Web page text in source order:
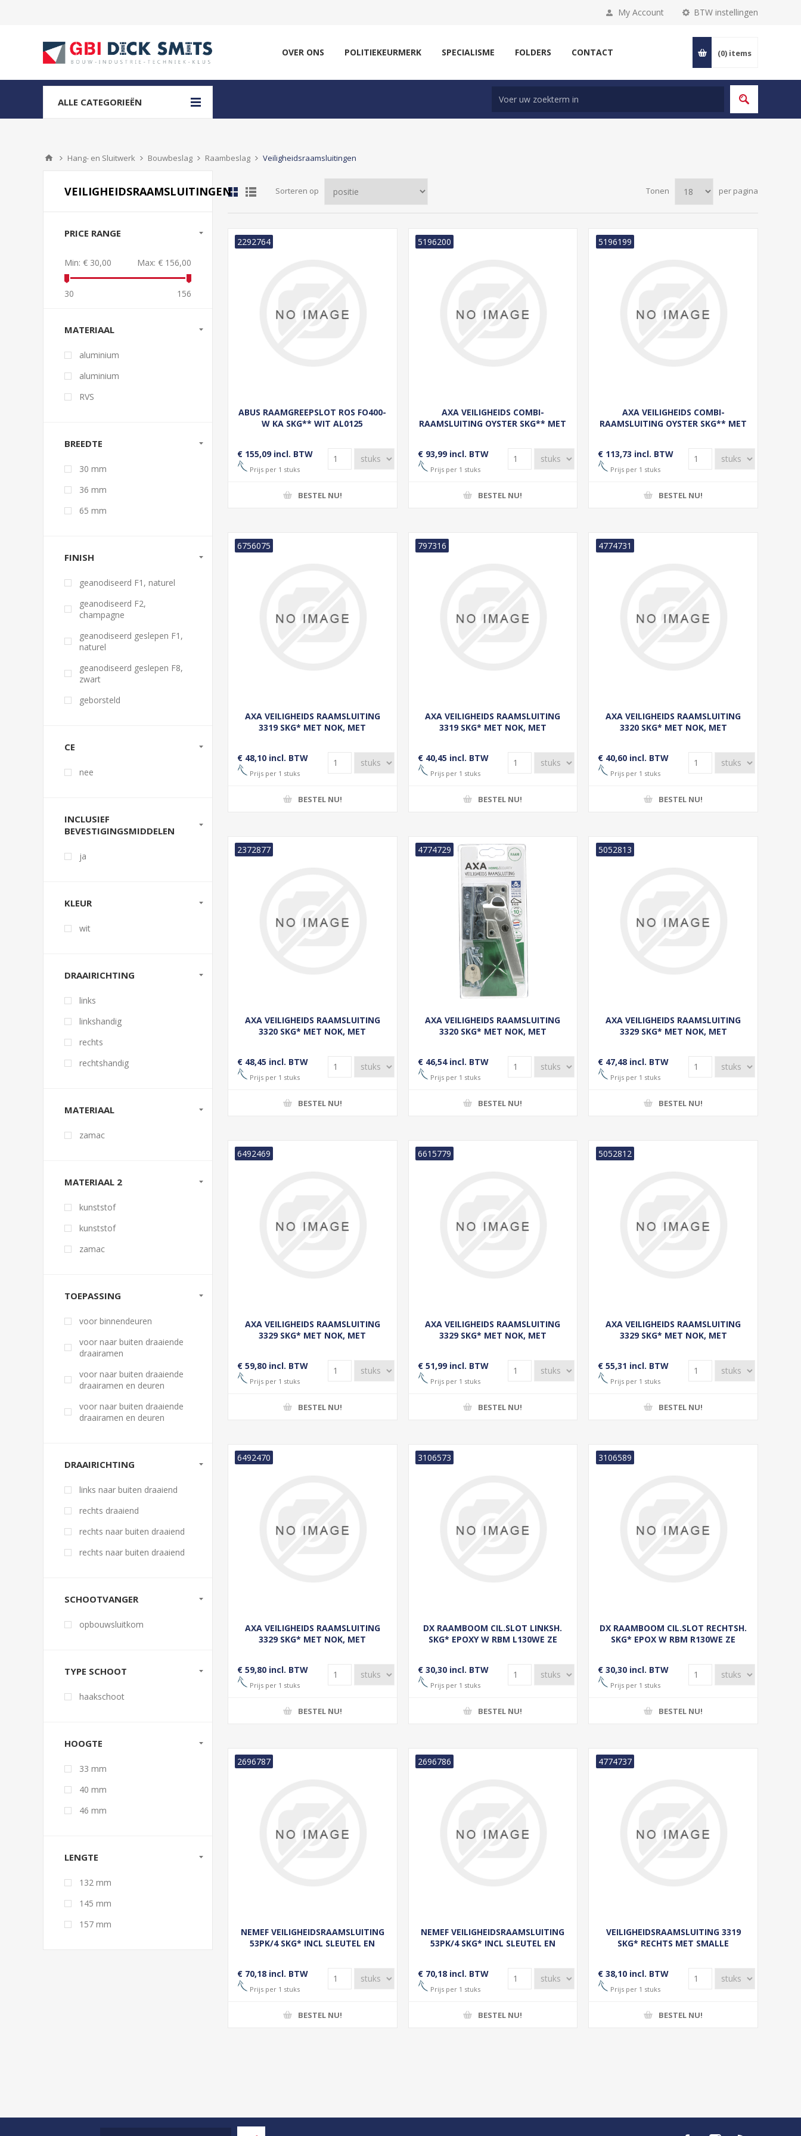
BTW instellingen
My Account
OVER ONS POLITIEKEURMERK SPECIALISME FOLDERS CONTACT (0) items
ALLE CATEGORIEËN
Hang- en Sluitwerk Bouwbeslag Raambeslag Veiligheidsraamsluitingen
Sorteren op Tonen per pagina
ABUS RAAMGREEPSLOT ROS FO400-
W KA SKG** WIT AL0125
2292764
€ 155,09 incl. BTW
Prijs per 1 stuks
BESTEL NU!
AXA VEILIGHEIDS COMBI-
RAAMSLUITING OYSTER SKG** MET
5196200
€ 93,99 incl. BTW
Prijs per 1 stuks
BESTEL NU!
AXA VEILIGHEIDS COMBI-
RAAMSLUITING OYSTER SKG** MET
5196199
€ 113,73 incl. BTW
Prijs per 1 stuks
BESTEL NU!
AXA VEILIGHEIDS RAAMSLUITING
3319 SKG* MET NOK, MET
6756075
€ 48,10 incl. BTW
Prijs per 1 stuks
BESTEL NU!
AXA VEILIGHEIDS RAAMSLUITING
3319 SKG* MET NOK, MET
NML##
797316
€ 40,45 incl. BTW
Prijs per 1 stuks
BESTEL NU!
AXA VEILIGHEIDS RAAMSLUITING
3320 SKG* MET NOK, MET
4774731
€ 40,60 incl. BTW
Prijs per 1 stuks
BESTEL NU!
AXA VEILIGHEIDS RAAMSLUITING
3320 SKG* MET NOK, MET
NML##
2372877
€ 48,45 incl. BTW
Prijs per 1 stuks
BESTEL NU!
AXA VEILIGHEIDS RAAMSLUITING
3320 SKG* MET NOK, MET
NML##
4774729
€ 46,54 incl. BTW
Prijs per 1 stuks
BESTEL NU!
AXA VEILIGHEIDS RAAMSLUITING
3329 SKG* MET NOK, MET
5052813
€ 47,48 incl. BTW
Prijs per 1 stuks
BESTEL NU!
AXA VEILIGHEIDS RAAMSLUITING
3329 SKG* MET NOK, MET
GELAKT
6492469
€ 59,80 incl. BTW
Prijs per 1 stuks
BESTEL NU!
AXA VEILIGHEIDS RAAMSLUITING
3329 SKG* MET NOK, MET
GELAKT
6615779
€ 51,99 incl. BTW
Prijs per 1 stuks
BESTEL NU!
AXA VEILIGHEIDS RAAMSLUITING
3329 SKG* MET NOK, MET
5052812
€ 55,31 incl. BTW
Prijs per 1 stuks
BESTEL NU!
AXA VEILIGHEIDS RAAMSLUITING
3329 SKG* MET NOK, MET
GELAKT
6492470
€ 59,80 incl. BTW
Prijs per 1 stuks
BESTEL NU!
DX RAAMBOOM CIL.SLOT LINKSH.
SKG* EPOXY W RBM L130WE ZE
3106573
€ 30,30 incl. BTW
Prijs per 1 stuks
BESTEL NU!
DX RAAMBOOM CIL.SLOT RECHTSH.
SKG* EPOX W RBM R130WE ZE
3106589
€ 30,30 incl. BTW
Prijs per 1 stuks
BESTEL NU!
NEMEF VEILIGHEIDSRAAMSLUITING
53PK/4 SKG* INCL SLEUTEL EN
2696787
€ 70,18 incl. BTW
Prijs per 1 stuks
BESTEL NU!
NEMEF VEILIGHEIDSRAAMSLUITING
53PK/4 SKG* INCL SLEUTEL EN
2696786
€ 70,18 incl. BTW
Prijs per 1 stuks
BESTEL NU!
VEILIGHEIDSRAAMSLUITING 3319
SKG* RECHTS MET SMALLE
4774737
€ 38,10 incl. BTW
Prijs per 1 stuks
BESTEL NU!
VEILIGHEIDSRAAMSLUITINGEN
PRICE RANGE
Min: € 30,00 Max: € 156,00
30 156
MATERIAAL
aluminium
aluminium
RVS
BREEDTE
30 mm
36 mm
65 mm
FINISH
geanodiseerd F1, naturel
geanodiseerd F2,
champagne
geanodiseerd geslepen F1,
naturel
geanodiseerd geslepen F8,
zwart
geborsteld
CE
nee
INCLUSIEF
BEVESTIGINGSMIDDELEN
ja
KLEUR
wit
DRAAIRICHTING
links
linkshandig
rechts
rechtshandig
MATERIAAL
zamac
MATERIAAL 2
kunststof
kunststof
zamac
TOEPASSING
voor binnendeuren
voor naar buiten draaiende
draairamen
voor naar buiten draaiende
draairamen en deuren
voor naar buiten draaiende
draairamen en deuren
DRAAIRICHTING
links naar buiten draaiend
rechts draaiend
rechts naar buiten draaiend
rechts naar buiten draaiend
SCHOOTVANGER
opbouwsluitkom
TYPE SCHOOT
haakschoot
HOOGTE
33 mm
40 mm
46 mm
LENGTE
132 mm
145 mm
157 mm